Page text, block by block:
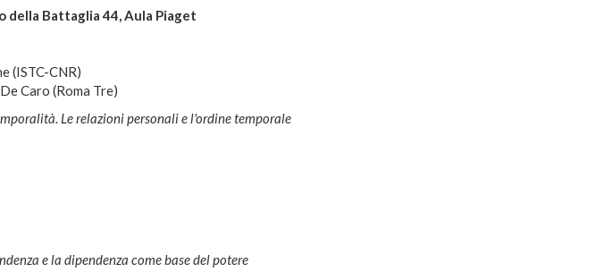
della Battaglia 44, Aula Piaget
(ISTC-CNR)
Caro (Roma Tre)
Le relazioni personali e l'ordine temporale
e la dipendenza come base del potere